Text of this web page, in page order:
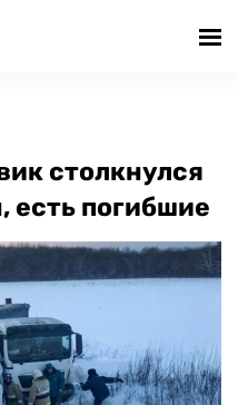
столкнулся
есть погибшие